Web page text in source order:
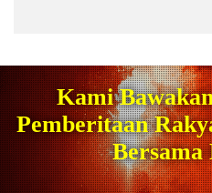
Kami
Pemberitaan